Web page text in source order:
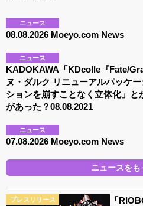
ニュース
08.08.2026 Moeyo.com News
ニュース
KADOKAWA「KDcolle『Fate/
ヌ・ダルク リニューアルパッケ
ションを崩すことなく立体化」と
があった？08.08.2021
ニュース
07.08.2026 Moeyo.com News
ニュースをも
プレスリリース
「